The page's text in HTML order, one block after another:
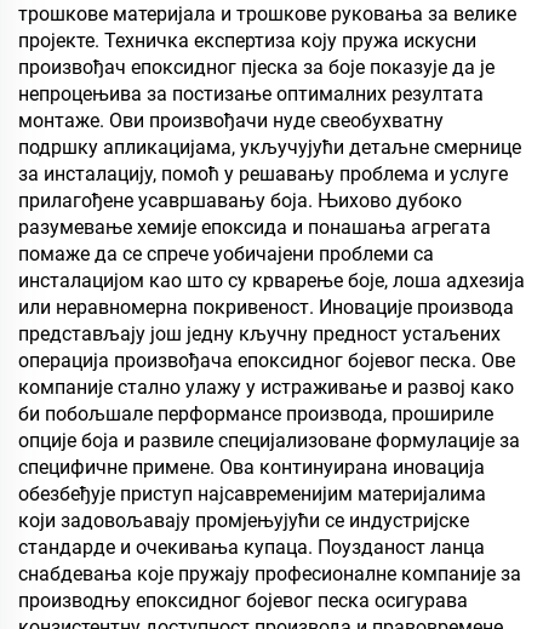
трошкове материјала и трошкове руковања за велике
пројекте. Техничка експертиза коју пружа искусни
произвођач епоксидног пјеска за боје показује да је
непроцењива за постизање оптималних резултата
монтаже. Ови произвођачи нуде свеобухватну
подршку апликацијама, укључујући детаљне смернице
за инсталацију, помоћ у решавању проблема и услуге
прилагођене усавршавању боја. Њихово дубоко
разумевање хемије епоксида и понашања агрегата
помаже да се спрече уобичајени проблеми са
инсталацијом као што су крварење боје, лоша адхезија
или неравномерна покривеност. Иновације производа
представљају још једну кључну предност устаљених
операција произвођача епоксидног бојевог песка. Ове
компаније стално улажу у истраживање и развој како
би побољшале перформансе производа, прошириле
опције боја и развиле специјализоване формулације за
специфичне примене. Ова континуирана иновација
обезбеђује приступ најсавременијим материјалима
који задовољавају промјењујући се индустријске
стандарде и очекивања купаца. Поузданост ланца
снабдевања које пружају професионалне компаније за
производњу епоксидног бојевог песка осигурава